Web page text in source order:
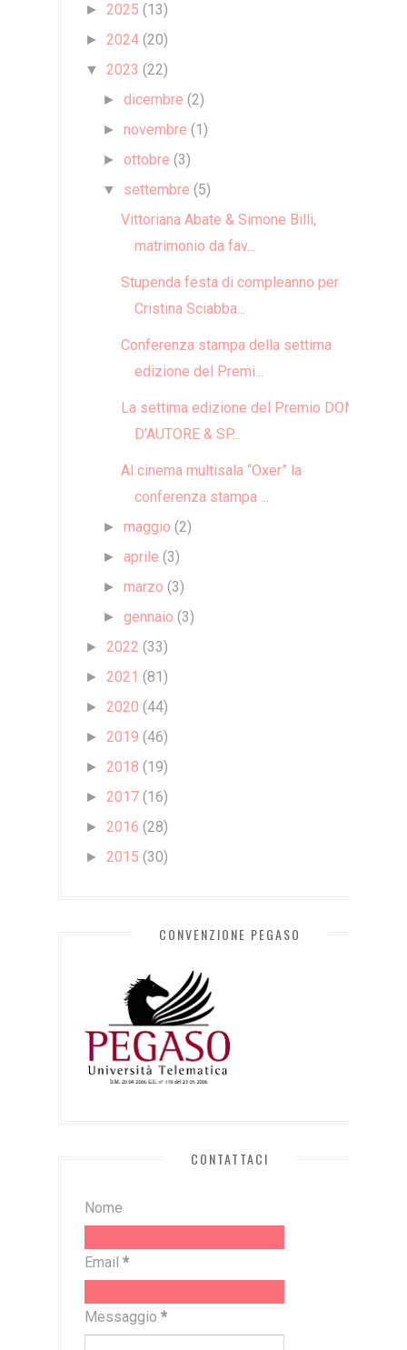
► 2025 (13)
► 2024 (20)
▼ 2023 (22)
►dicembre (2)
►novembre (1)
►ottobre (3)
▼ settembre (5)
Vittoriana Abate & Simone Billi,
matrimonio da fav...
Stupenda festa di compleanno per
Cristina Sciabba...
Conferenza stampa della settima
edizione del Premi...
La settima edizione del Premio DONNA
D’AUTORE & SP...
Al cinema multisala “Oxer” la
conferenza stampa ...
►maggio (2)
►aprile (3)
►marzo (3)
►gennaio (3)
► 2022 (33)
► 2021 (81)
► 2020 (44)
► 2019 (46)
► 2018 (19)
► 2017 (16)
► 2016 (28)
► 2015 (30)
CONVENZIONE PEGASO
CONTATTACI
Nome
Email *
Messaggio *